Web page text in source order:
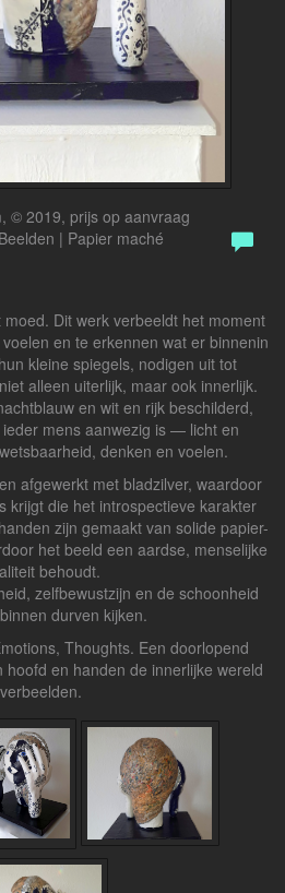
© 2019, prijs op aanvraag
| Papier maché
Dit werk verbeeldt het moment
en te erkennen wat er binnenin
kleine spiegels, nodigen uit tot
alleen uiterlijk, maar ook innerlijk.
en wit en rijk beschilderd,
mens aanwezig is — licht en
denken en voelen.
afgewerkt met bladzilver, waardoor
krijgt die het introspectieve karakter
zijn gemaakt van solide papier-
het beeld een aardse, menselijke
behoudt.
zelfbewustzijn en de schoonheid
durven kijken.
Thoughts. Een doorlopend
en handen de innerlijke wereld
verbeelden.